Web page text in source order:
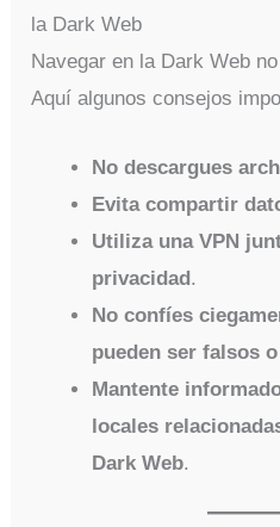
la Dark Web
Navegar en la Dark Web
Aquí algunos consejos
No descargues
Evita compartir
Utiliza una VPN
privacidad.
No confíes
pueden ser falsos
Mantente
locales
Dark Web.